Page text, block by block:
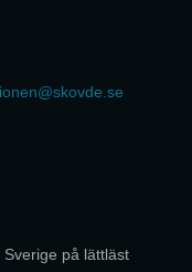
på lättläst